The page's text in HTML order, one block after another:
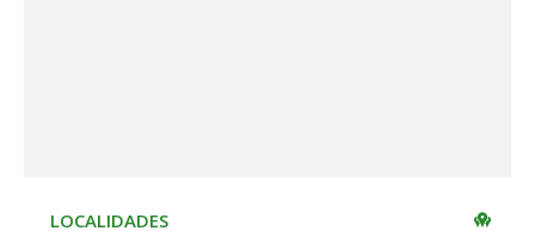
LOCALIDADES